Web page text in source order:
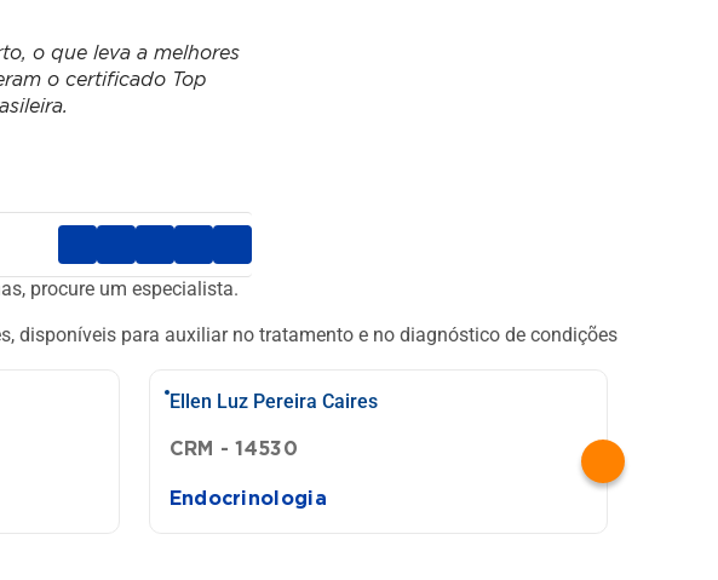
o que leva a melhores
o certificado Top
procure um especialista.
disponíveis para auxiliar no tratamento e no diagnóstico de condições
Ellen Luz Pereira Caires
CRM - 14530
Endocrinologia